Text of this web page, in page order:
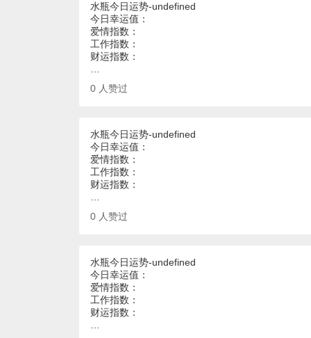
水瓶今日运势-undefined
今日幸运值：
爱情指数：
工作指数：
财运指数：
0 人赞过
水瓶今日运势-undefined
今日幸运值：
爱情指数：
工作指数：
财运指数：
0 人赞过
水瓶今日运势-undefined
今日幸运值：
爱情指数：
工作指数：
财运指数：